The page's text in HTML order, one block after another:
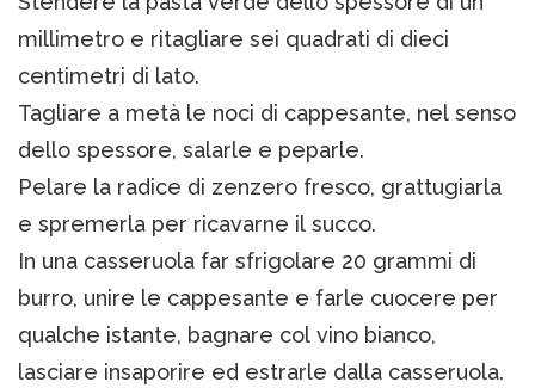
millimetro e ritagliare sei quadrati di dieci
centimetri di lato.
Tagliare a metà le noci di cappesante, nel senso
dello spessore, salarle e peparle.
Pelare la radice di zenzero fresco, grattugiarla
e spremerla per ricavarne il succo.
In una casseruola far sfrigolare 20 grammi di
burro, unire le cappesante e farle cuocere per
qualche istante, bagnare col vino bianco,
lasciare insaporire ed estrarle dalla casseruola.